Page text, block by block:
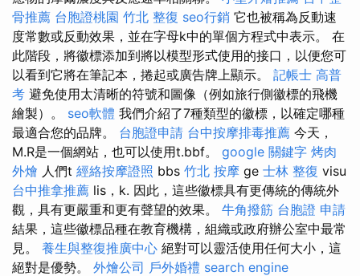
骨推薦 台胞證桃園 竹北 整復 seo行銷 它也被稱為反動速
度常數或反動效果，並在字母k中的單個方程式中表示。 在
此階段，將徽標添加到將以模型形式使用的接口，以便您可
以看到它將在筆記本，捲起或廣告牌上顯示。 記帳士 高普
考 避免使用太清晰的符號和圖像（例如旅行側徽標的飛機
繪製）。 seo軟體 我們介紹了7種類型的徽標，以確定哪種
最適合您的品牌。 台胞證申請 台中按摩排毒推薦 今天，
M.R是一個網站，也可以使用t.bbf。 google 關鍵字 烤肉
外燴 人們t 經絡按摩證照 bbs 竹北 按摩 ge 士林 整復 visu
台中推拿推薦 lis，k. 因此，這些徽標具有更傳統的傳統外
觀，具有更嚴重和更有聲望的效果。 牛角撥筋 台胞證 申請
結果，這些徽標品種在教育機構，組織或政府辦公室中最常
見。 養生與整復推廣中心 絕對可以靈活使用任何大小，這
絕對是優勢。 外燴公司 戶外婚禮 search engine